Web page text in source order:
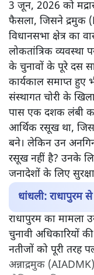
रक्षति
करता है। लेकिन
पवित्र प्रतिज्ञा पूरी
यह दिलासा दिया जा
है," लेकिन अब एक
इलेक्ट्रॉनिक वोटिंग
ढांचागत संरक्षण,
आयोग (ECI) की
3 जून, 2026 को
फैसला, जिसने द्रमुक
विधानसभा क्षेत्र का
लोकतांत्रिक व्यवस्था
के चुनावों के पूरे दस
कार्यकाल समाप्त हुए
संस्थागत चोरी के
पास एक दशक लंबी
आर्थिक रसूख था,